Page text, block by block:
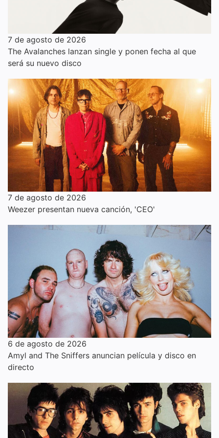
7 de agosto de 2026
The Avalanches lanzan single y ponen fecha al que
será su nuevo disco
7 de agosto de 2026
Weezer presentan nueva canción, 'CEO'
6 de agosto de 2026
Amyl and The Sniffers anuncian película y disco en
directo